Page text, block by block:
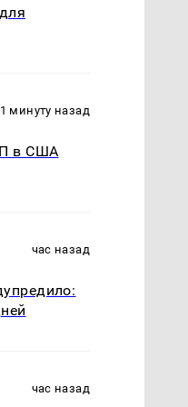
минуту назад
в США
час назад
час назад